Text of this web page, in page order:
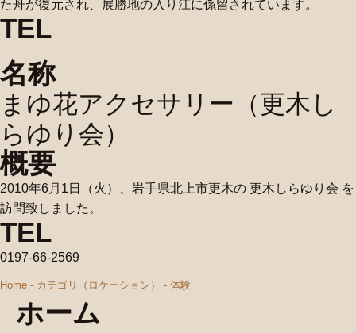
た舟が復元され、展勝地の入り江に係留されています。
TEL
名称
まゆ花アクセサリー（更木し
らゆり会）
概要
2010年6月1日（火）、岩手県北上市更木の 更木しらゆり会 を
訪問致しました。
TEL
0197-66-2569
Home - カテゴリ（ロケーション） - 体験
ホーム